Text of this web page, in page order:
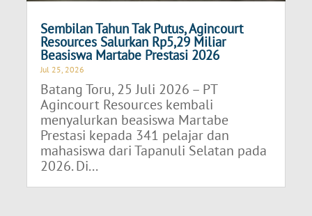
Sembilan Tahun Tak Putus, Agincourt
Resources Salurkan Rp5,29 Miliar
Beasiswa Martabe Prestasi 2026
Jul 25, 2026
Batang Toru, 25 Juli 2026 – PT
Agincourt Resources kembali
menyalurkan beasiswa Martabe
Prestasi kepada 341 pelajar dan
mahasiswa dari Tapanuli Selatan pada
2026. Di...